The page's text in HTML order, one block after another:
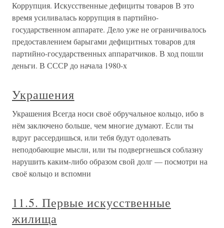
Коррупция. Искусственные дефициты товаров В это
время усиливалась коррупция в партийно-
государственном аппарате. Дело уже не ограничивалось
предоставлением барыгами дефицитных товаров для
партийно-государственных аппаратчиков. В ход пошли
деньги. В СССР до начала 1980-х
Украшения
Украшения Всегда носи своё обручальное кольцо, ибо в
нём заключено больше, чем многие думают. Если ты
вдруг рассердишься, или тебя будут одолевать
неподобающие мысли, или ты подвергнешься соблазну
нарушить каким-либо образом свой долг — посмотри на
своё кольцо и вспомни
11.5. Первые искусственные
жилища